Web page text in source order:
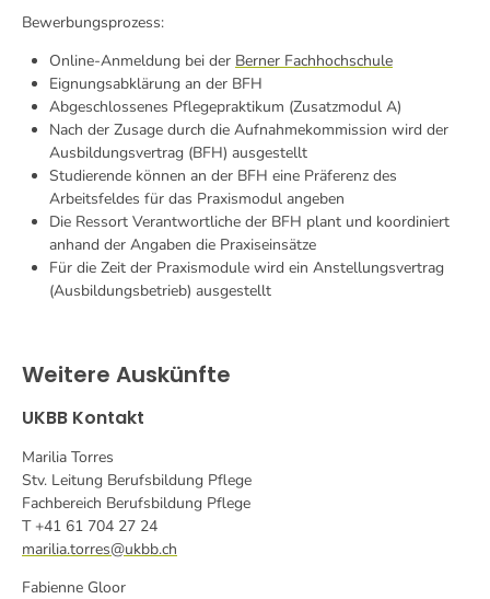
Bewerbungsprozess:
Online-Anmeldung bei der Berner Fachhochschule
Eignungsabklärung an der BFH
Abgeschlossenes Pflegepraktikum (Zusatzmodul A)
Nach der Zusage durch die Aufnahmekommission wird der
Ausbildungsvertrag (BFH) ausgestellt
Studierende können an der BFH eine Präferenz des
Arbeitsfeldes für das Praxismodul angeben
Die Ressort Verantwortliche der BFH plant und koordiniert
anhand der Angaben die Praxiseinsätze
Für die Zeit der Praxismodule wird ein Anstellungsvertrag
(Ausbildungsbetrieb) ausgestellt
Weitere Auskünfte
UKBB Kontakt
Marilia Torres
Stv. Leitung Berufsbildung Pflege
Fachbereich Berufsbildung Pflege
T +41 61 704 27 24
marilia.torres@ukbb.ch
Fabienne Gloor